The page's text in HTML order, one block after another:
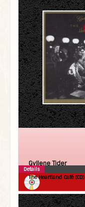
Gyllene Tider
The Heartland Café (CD)
Details